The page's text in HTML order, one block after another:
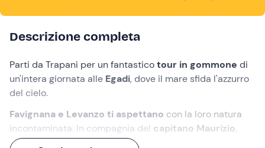
Descrizione completa
Parti da Trapani per un fantasticotour in gommone di
un'intera giornata alle Egadi, dove il mare sfida l'azzurro
del cielo.
Favignana e Levanzo ti aspettano con la loro natura
incontaminata. In compagnia del capitano Maurizio,
scoprirai grotte segrete e calette da sogno, come quella